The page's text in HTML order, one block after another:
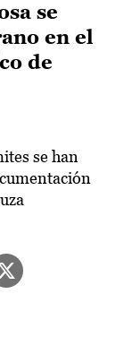
se
en el
de
se han